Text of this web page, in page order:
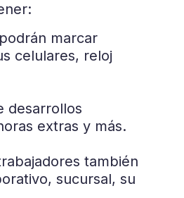
marcar
celulares, reloj
desarrollos
extras y más.
también
sucursal, su